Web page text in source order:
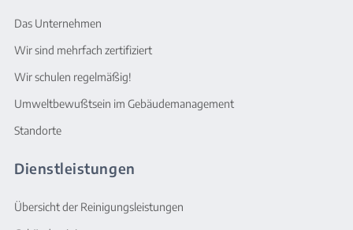
Das Unternehmen
Wir sind mehrfach zertifiziert
Wir schulen regelmäßig!
Umweltbewußtsein im Gebäudemanagement
Standorte
Dienstleistungen
Übersicht der Reinigungsleistungen